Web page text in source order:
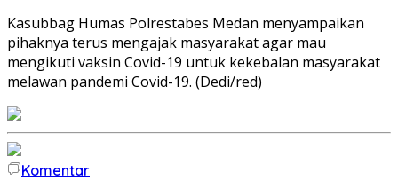
Kasubbag Humas Polrestabes Medan menyampaikan
pihaknya terus mengajak masyarakat agar mau
mengikuti vaksin Covid-19 untuk kekebalan masyarakat
melawan pandemi Covid-19. (Dedi/red)
Komentar